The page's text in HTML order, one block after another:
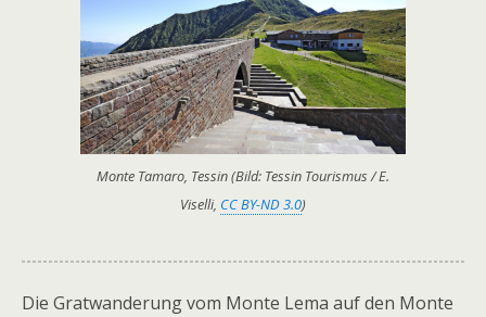
Monte Tamaro, Tessin (Bild: Tessin Tourismus / E.
Viselli, CC BY-ND 3.0)
Die Gratwanderung vom Monte Lema auf den Monte